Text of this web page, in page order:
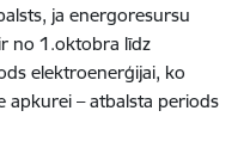
ja energoresursu
no 1.oktobra līdz
elektroenerģijai, ko
apkurei – atbalsta periods